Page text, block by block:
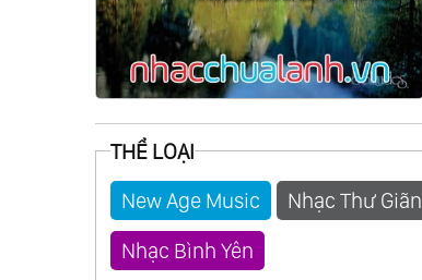
THỂ LOẠI
New Age Music
Nhạc Thư Giãn
Nhạc Bình Yên